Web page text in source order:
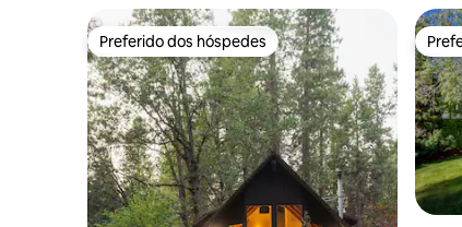
Preferido dos hóspedes
Preferido dos hóspedes